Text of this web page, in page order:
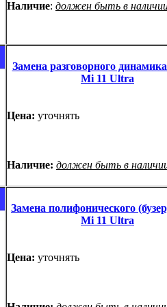
Наличие: должен быть в
Замена разговорного
Mi 11 Ultra
Цена: уточнять
Наличие: должен быть в
Замена полифонического
Mi 11 Ultra
Цена: уточнять